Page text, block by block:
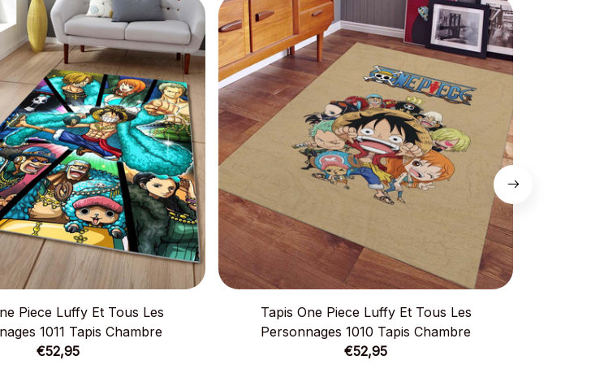
Piece Luffy Et Tous Les
1011 Tapis Chambre
€52,95
Tapis One Piece Luffy Et Tous Les
Personnages 1010 Tapis Chambre
€52,95